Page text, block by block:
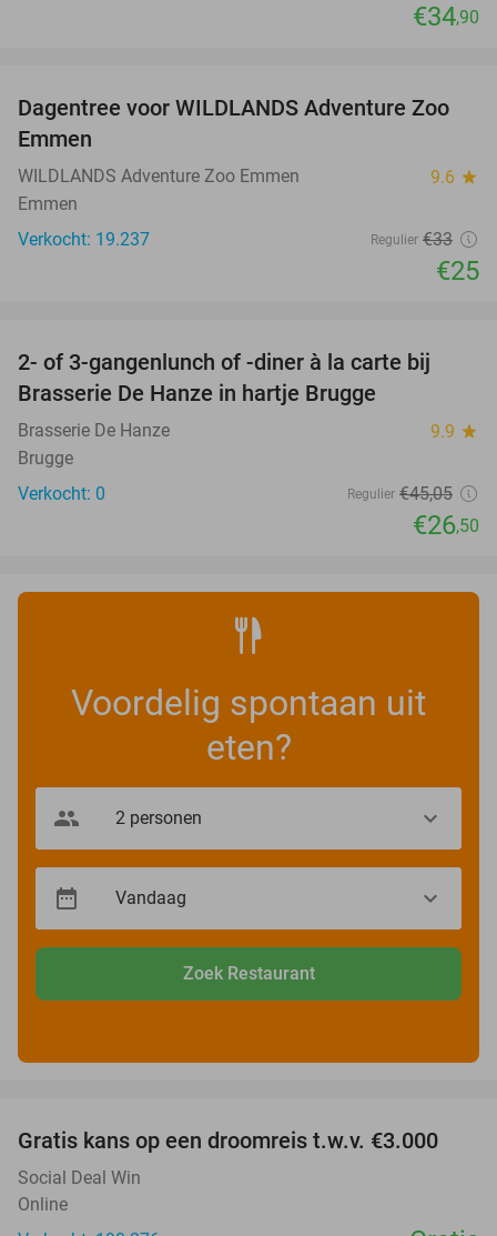
€34,90
24%
Dagentree voor WILDLANDS Adventure Zoo
Emmen
WILDLANDS Adventure Zoo Emmen 9.6 star
Emmen
Verkocht: 19.237
Regulier €33
€25
41%
TODAY
2- of 3-gangenlunch of -diner à la carte bij
Brasserie De Hanze in hartje Brugge
Brasserie De Hanze 9.9 star
Brugge
Verkocht: 0
Regulier €45,05
€26,50
Voordelig spontaan uit
eten?
Zoek Restaurant
Gratis kans op een droomreis t.w.v. €3.000
Social Deal Win
Online